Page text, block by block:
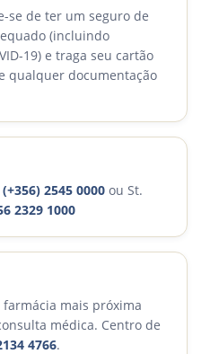
se de ter um seguro de
(incluindo
19) e traga seu cartão
qualquer documentação
(+356) 2545 0000 ou St.
2329 1000
mais próxima
médica. Centro de
4766.